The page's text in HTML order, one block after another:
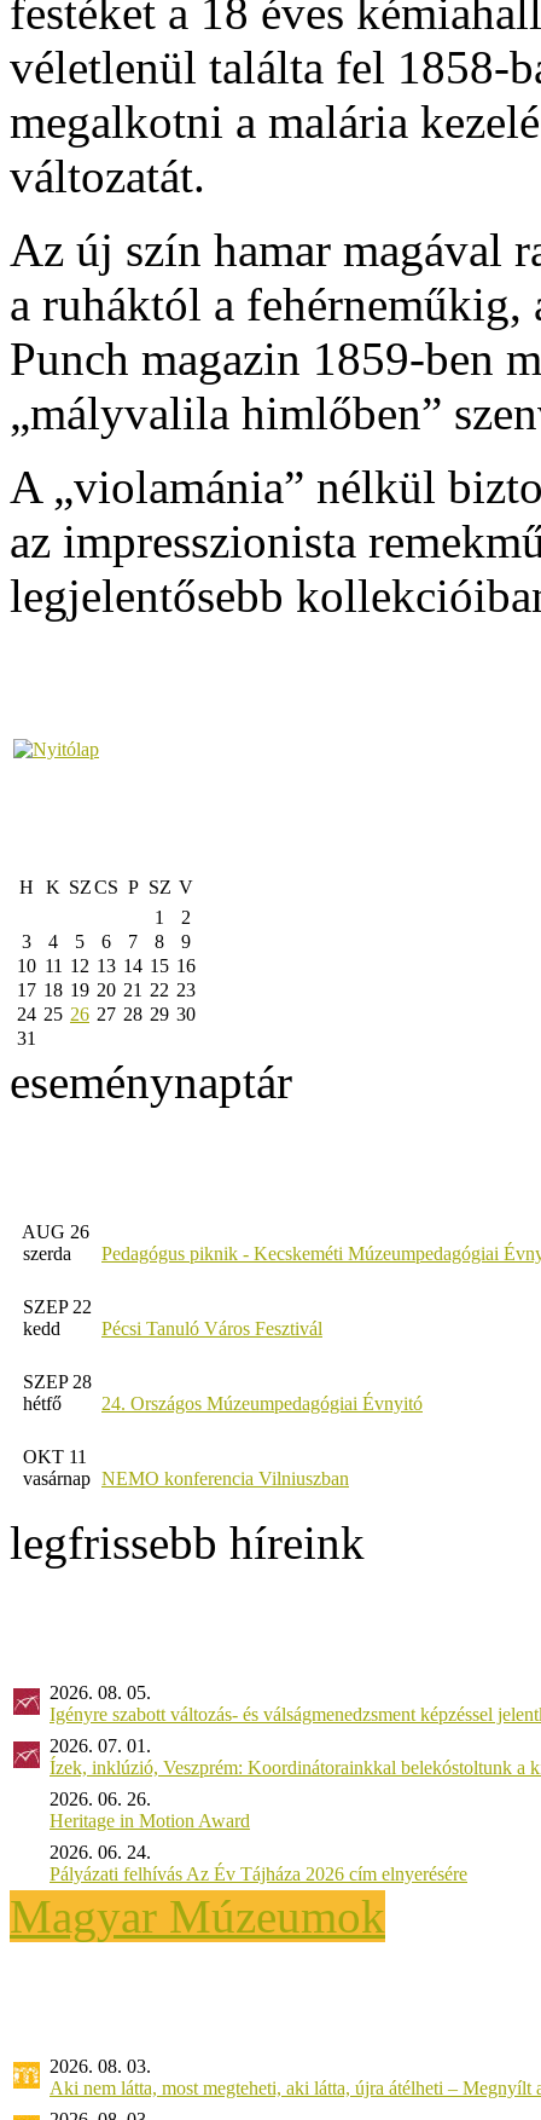
festéket a 18 éves
véletlenül találta fel 1858-
megalkotni a malária
változatát.
Az új szín hamar magával
a ruháktól a
Punch magazin 1859-ben
„mályvalila himlőben”
A „violamánia” nélkül
az impresszionista
legjelentősebb
H K SZCS P SZ V
1
2
3
4 5 6 7 8
9
10 11 12 13 14 15 16
17 18 19 20 21 22 23
24 25 26 27 28 29 30
31
eseménynaptár
AUG 26
szerda
Pedagógus piknik - Kecskeméti Múzeumpedagógiai
SZEP 22
kedd
Pécsi Tanuló Város Fesztivál
SZEP 28
hétfő
24. Országos Múzeumpedagógiai Évnyitó
OKT 11
vasárnap NEMO konferencia Vilniuszban
legfrissebb híreink
2026. 08. 05.
Igényre szabott változás- és válságmenedzsment képzéssel
2026. 07. 01.
Ízek, inklúzió, Veszprém: Koordinátorainkkal belekóstoltunk a
2026. 06. 26.
Heritage in Motion Award
2026. 06. 24.
Pályázati felhívás Az Év Tájháza 2026 cím elnyerésére
Magyar Múzeumok
2026. 08. 03.
Aki nem látta, most megteheti, aki látta, újra átélheti –